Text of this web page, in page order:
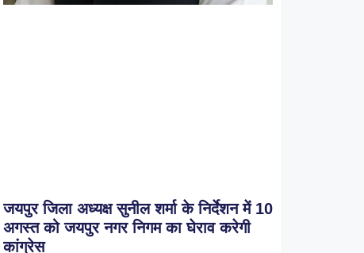
जयपुर जिला अध्यक्ष सुनील शर्मा के निर्देशन में 10
अगस्त को जयपुर नगर निगम का घेराव करेगी
कांग्रेस